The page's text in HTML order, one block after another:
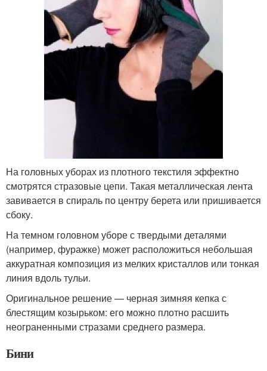
На головных уборах из плотного текстиля эффектно
смотрятся стразовые цепи. Такая металлическая лента
завивается в спираль по центру берета или пришивается
сбоку.
На темном головном уборе с твердыми деталями
(например, фуражке) может расположиться небольшая
аккуратная композиция из мелких кристаллов или тонкая
линия вдоль тульи.
Оригинальное решение — черная зимняя кепка с
блестящим козырьком: его можно плотно расшить
неограненными стразами среднего размера.
Бини